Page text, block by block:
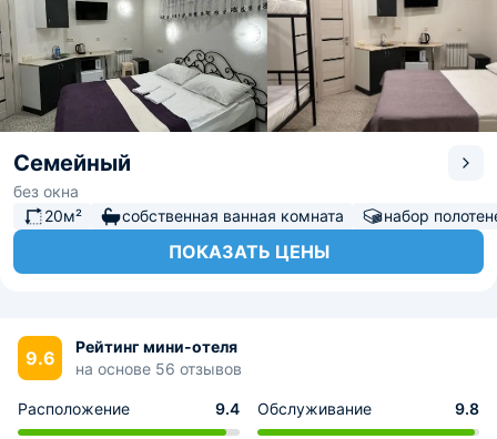
Семейный
без окна
20м²
собственная ванная комната набор
ПОКАЗАТЬ ЦЕНЫ
9.6
Рейтинг мини-отеля
на основе 56 отзывов
Расположение 9.4 Обслуживание 9.8